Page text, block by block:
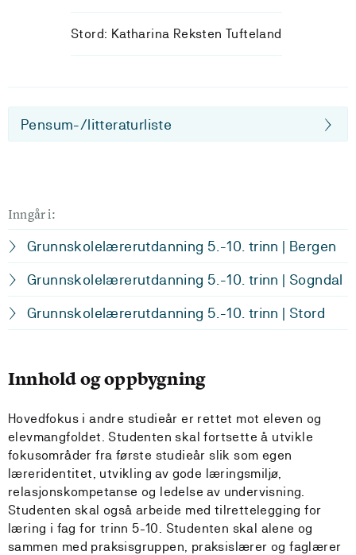
Stord: Katharina Reksten Tufteland
Pensum-/litteraturliste
Inngår i:
Grunnskolelærerutdanning 5.-10. trinn | Bergen
Grunnskolelærerutdanning 5.-10. trinn | Sogndal
Grunnskolelærerutdanning 5.-10. trinn | Stord
Innhold og oppbygning
Hovedfokus i andre studieår er rettet mot eleven og
elevmangfoldet. Studenten skal fortsette å utvikle
fokusområder fra første studieår slik som egen
læreridentitet, utvikling av gode læringsmiljø,
relasjonskompetanse og ledelse av undervisning.
Studenten skal også arbeide med tilrettelegging for
læring i fag for trinn 5-10. Studenten skal alene og
sammen med praksisgruppen, praksislærer og faglærer